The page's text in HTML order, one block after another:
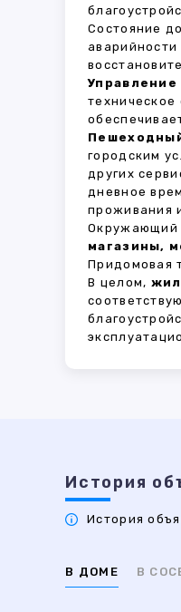
Состояние
городским
других
дневное
проживания
Окружающий
магазины,
Придомовая
В целом,
История
История
В ДОМЕ В